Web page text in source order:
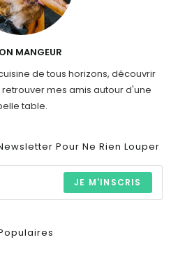
MANGEUR
de tous horizons, découvrir
mes amis autour d'une
table.
Pour Ne Rien Louper
JE M'INSCRIS